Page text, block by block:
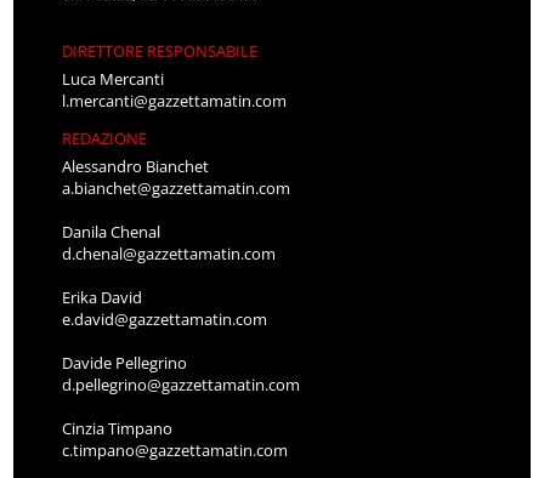
DIRETTORE RESPONSABILE
Luca Mercanti
l.mercanti@gazzettamatin.com
REDAZIONE
Alessandro Bianchet
a.bianchet@gazzettamatin.com
Danila Chenal
d.chenal@gazzettamatin.com
Erika David
e.david@gazzettamatin.com
Davide Pellegrino
d.pellegrino@gazzettamatin.com
Cinzia Timpano
c.timpano@gazzettamatin.com